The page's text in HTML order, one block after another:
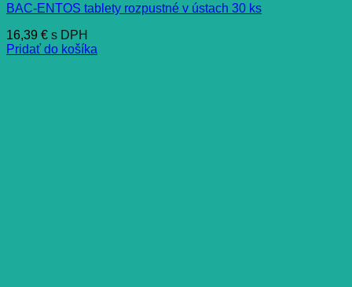
BAC-ENTOS tablety rozpustné v ústach 30 ks
16,39 € s DPH
Pridať do košíka